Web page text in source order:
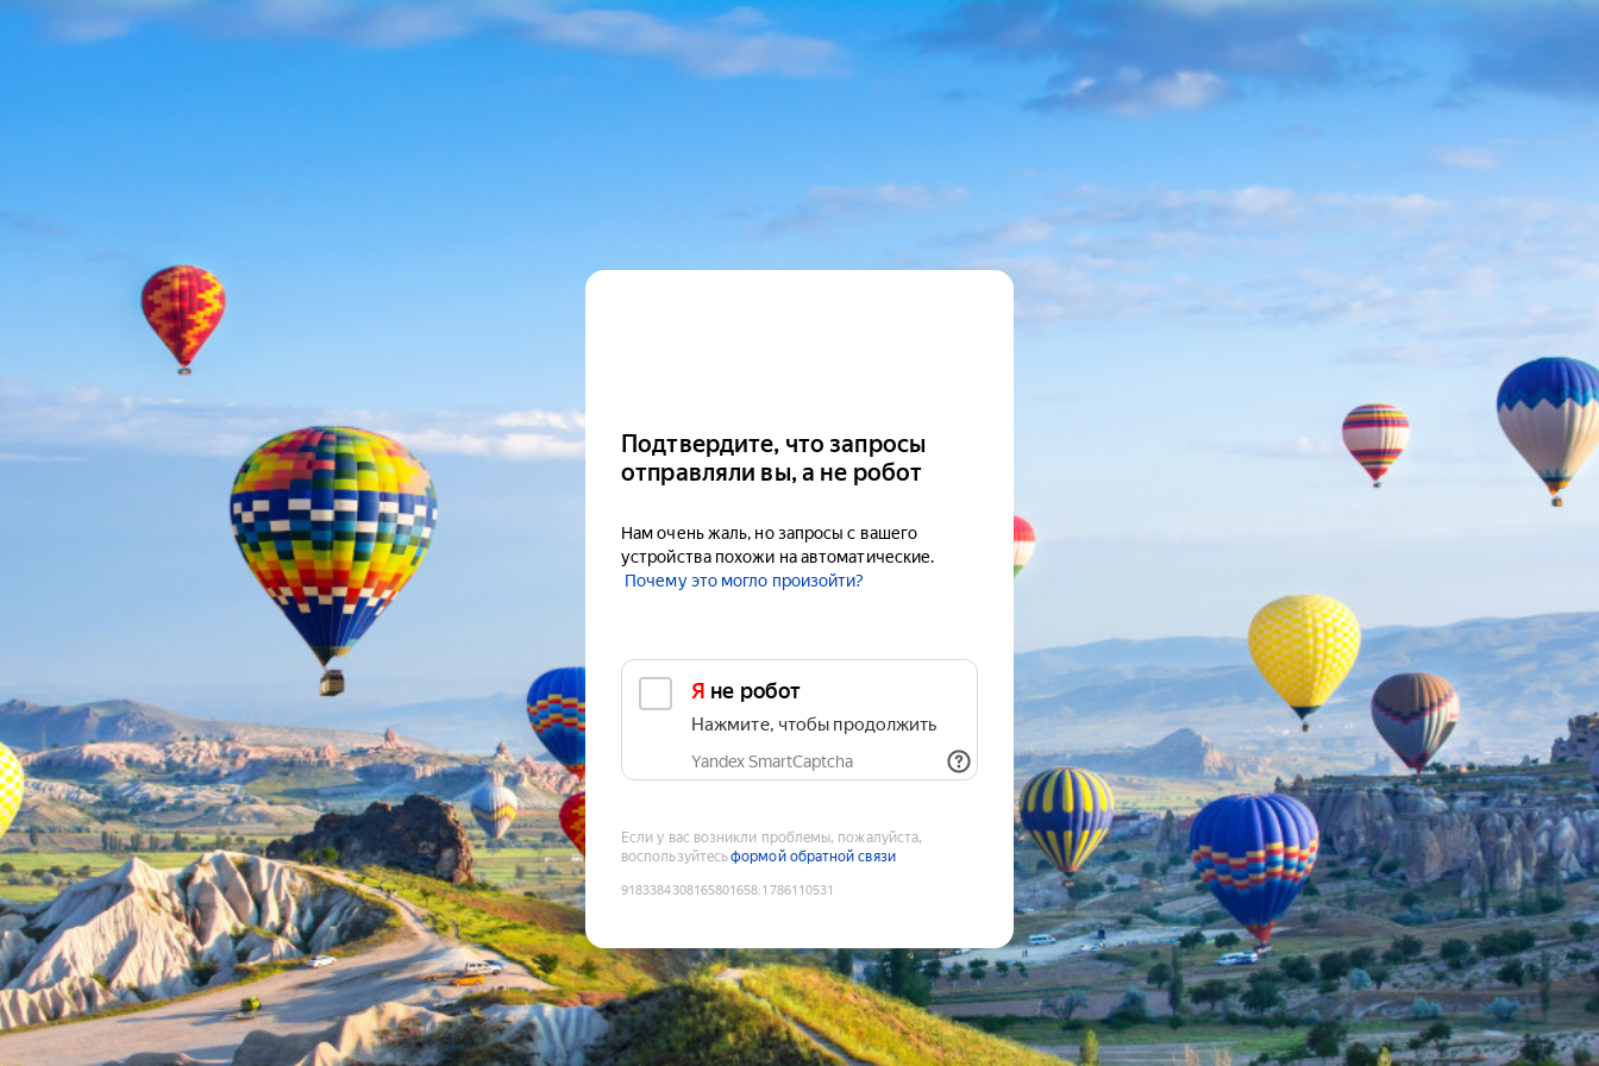
Подтвердите, что запросы
отправляли вы, а не робот
Нам очень жаль, но запросы с вашего
устройства похожи на автоматические.
Почему это могло произойти?
Я не робот
Нажмите, чтобы продолжить
Yandex SmartCaptcha
Если у вас возникли проблемы, пожалуйста,
воспользуйтесьформой обратной связи
9183384308165801658:1786110531